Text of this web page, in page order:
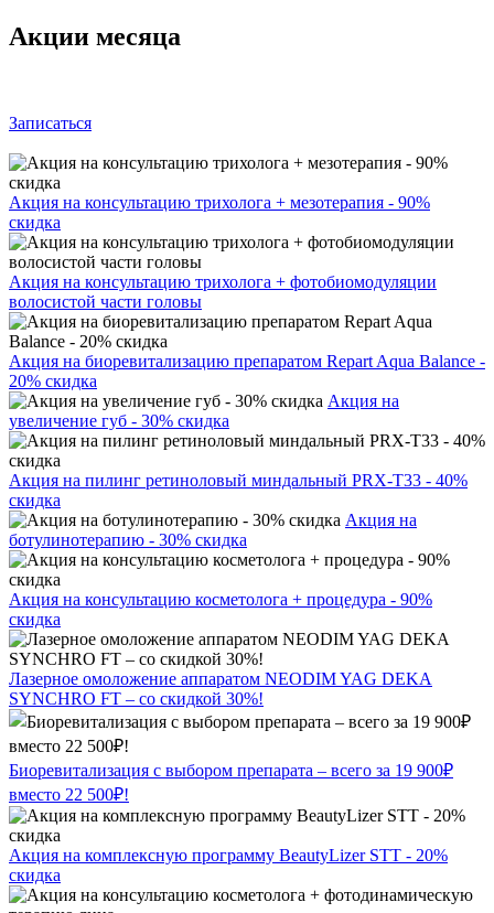
Акции месяца
Записаться
Акция на консультацию трихолога + мезотерапия - 90%
скидка
Акция на консультацию трихолога + фотобиомодуляции
волосистой части головы
Акция на биоревитализацию препаратом Repart Aqua Balance -
20% скидка
Акция на
увеличение губ - 30% скидка
Акция на пилинг ретиноловый миндальный PRX-T33 - 40%
скидка
Акция на
ботулинотерапию - 30% скидка
Акция на консультацию косметолога + процедура - 90%
скидка
Лазерное омоложение аппаратом NEODIM YAG DEKA
SYNCHRO FT – со скидкой 30%!
Биоревитализация с выбором препарата – всего за 19 900₽
вместо 22 500₽!
Акция на комплексную программу BeautyLizer STT - 20%
скидка